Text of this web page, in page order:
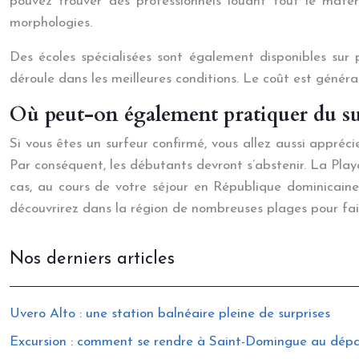
morphologies.
Des écoles spécialisées sont également disponibles
déroule dans les meilleures conditions. Le coût est
Où peut-on également pratiquer du
Si vous êtes un surfeur confirmé, vous allez aussi
Par conséquent, les débutants devront s’abstenir. La
cas, au cours de votre séjour en République
découvrirez dans la région de nombreuses plages pour
Nos derniers articles
Uvero Alto : une station balnéaire pleine de surprises
Excursion : comment se rendre à Saint-Domingue au